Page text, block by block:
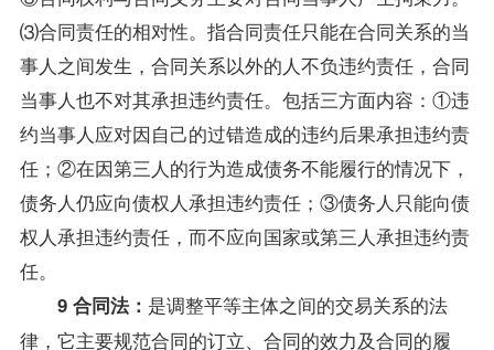
⑶合同责任的相对性。指合同责任只能在合同关系的当
事人之间发生，合同关系以外的人不负违约责任，合同
当事人也不对其承担违约责任。包括三方面内容：①违
约当事人应对因自己的过错造成的违约后果承担违约责
任；②在因第三人的行为造成债务不能履行的情况下，
债务人仍应向债权人承担违约责任；③债务人只能向债
权人承担违约责任，而不应向国家或第三人承担违约责
任。
9 合同法： 是调整平等主体之间的交易关系的法
律，它主要规范合同的订立、合同的效力及合同的履